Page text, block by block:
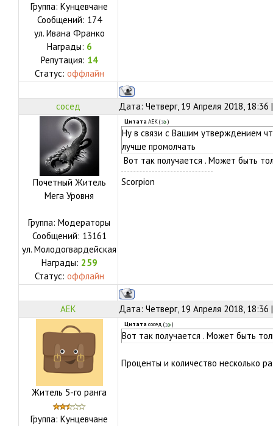
Группа: Кунцевчане
Сообщений: 174
ул. Ивана Франко
Награды: 6
Репутация: 14
Статус: оффлайн
сосед Дата: Четверг, 19 Апреля 2018,
Почетный Житель
Мега Уровня
Группа: Модераторы
Сообщений: 13161
ул. Молодогвардейская
Награды: 259
Статус: оффлайн
Цитата АЕК( )
Ну в связи с Вашим утверждением
лучше промолчать
Вот так получается . Может быть
Scorpion
АЕК Дата: Четверг, 19 Апреля 2018,
Житель 5-го ранга
Группа: Кунцевчане
Цитата сосед ( )
Вот так получается . Может быть
Проценты и количество несколько